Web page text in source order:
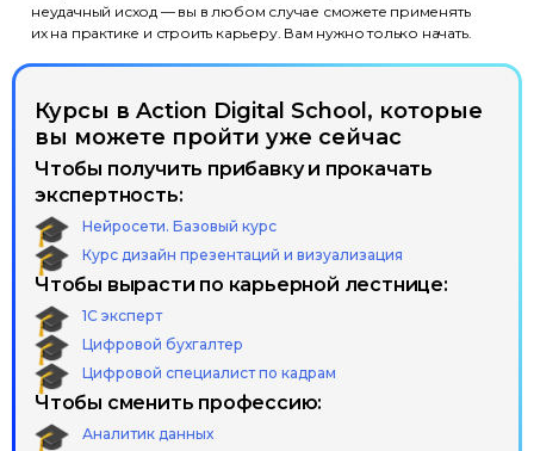
неудачный исход — вы в любом случае сможете применять
их на практике и строить карьеру. Вам нужно только начать.
Курсы в Action Digital School, которые
вы можете пройти уже сейчас
Чтобы получить прибавку и прокачать
экспертность:
Нейросети. Базовый курс
Курс дизайн презентаций и визуализация
Чтобы вырасти по карьерной лестнице:
1С эксперт
Цифровой бухгалтер
Цифровой специалист по кадрам
Чтобы сменить профессию:
Аналитик данных